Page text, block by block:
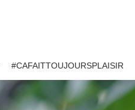
#CAFAITTOUJOURSPLAISIR